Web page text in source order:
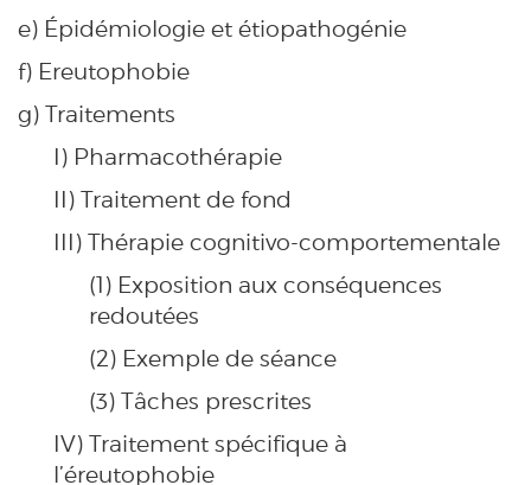
e) Épidémiologie et étiopathogénie
f) Ereutophobie
g) Traitements
I) Pharmacothérapie
II) Traitement de fond
III) Thérapie cognitivo-comportementale
(1) Exposition aux conséquences
redoutées
(2) Exemple de séance
(3) Tâches prescrites
IV) Traitement spécifique à
l’éreutophobie